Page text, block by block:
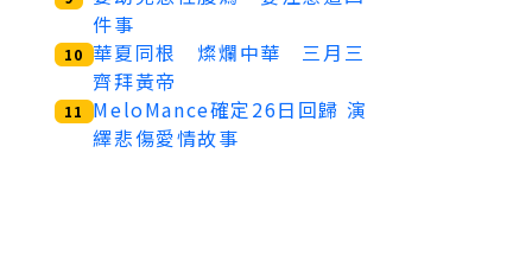
件事
10 華夏同根 燦爛中華 三月三
齊拜黃帝
11
MeloMance確定26日回歸 演
繹悲傷愛情故事